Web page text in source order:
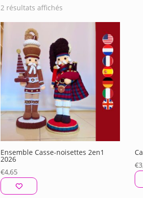
2 résultats affichés
récent
au
plus
ancien
Ensemble Casse-noisettes 2en1
2026
€4,65
€